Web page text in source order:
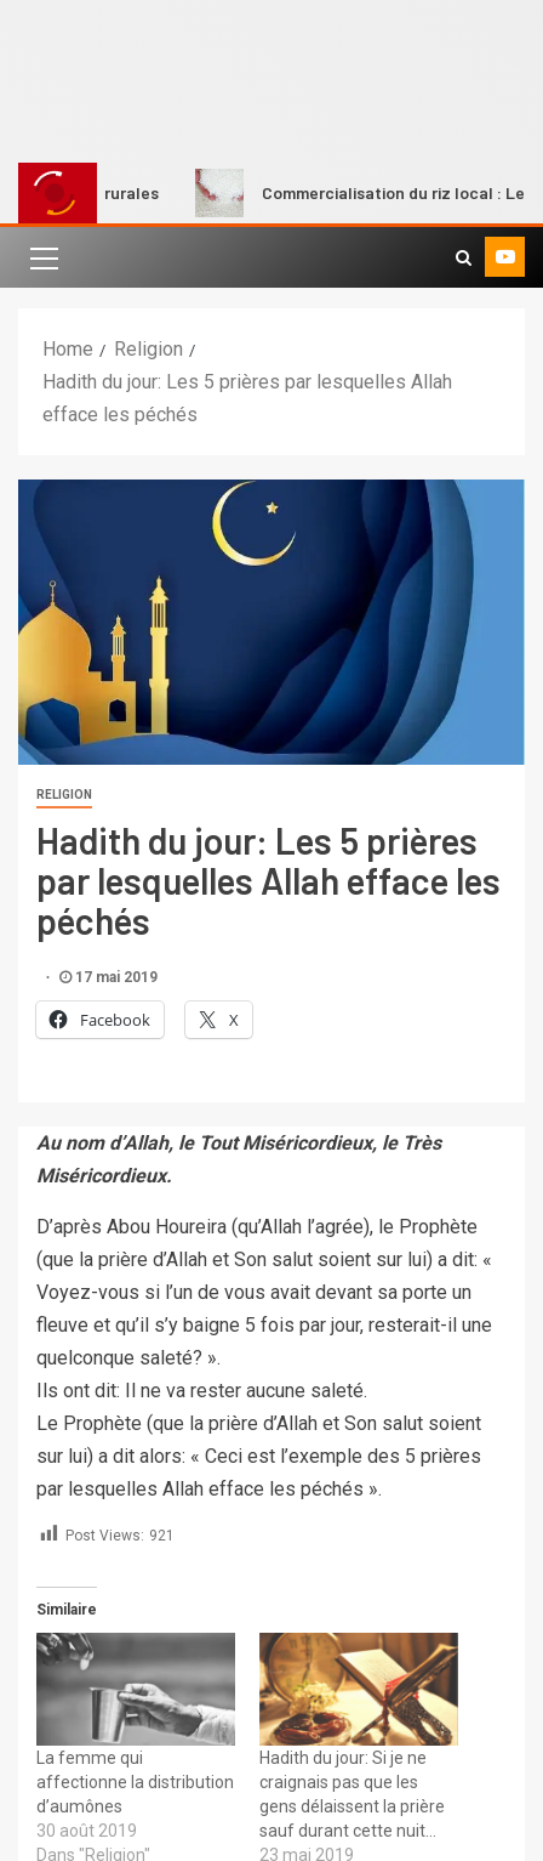
rurales Commercialisation du riz local : Le
Home
Religion
Hadith du jour: Les 5 prières par lesquelles Allah
efface les péchés
RELIGION
Hadith du jour: Les 5 prières
par lesquelles Allah efface les
péchés
17 mai 2019
Facebook X
Au nom d’Allah, le Tout Miséricordieux, le Très
Miséricordieux.
D’après Abou Houreira (qu’Allah l’agrée), le Prophète
(que la prière d’Allah et Son salut soient sur lui) a dit: «
Voyez-vous si l’un de vous avait devant sa porte un
fleuve et qu’il s’y baigne 5 fois par jour, resterait-il une
quelconque saleté? ».
Ils ont dit: Il ne va rester aucune saleté.
Le Prophète (que la prière d’Allah et Son salut soient
sur lui) a dit alors: « Ceci est l’exemple des 5 prières
par lesquelles Allah efface les péchés ».
Post Views: 921
Similaire
La femme qui
affectionne la distribution
d’aumônes
30 août 2019
Dans "Religion"
Hadith du jour: Si je ne
craignais pas que les
gens délaissent la prière
sauf durant cette nuit…
23 mai 2019